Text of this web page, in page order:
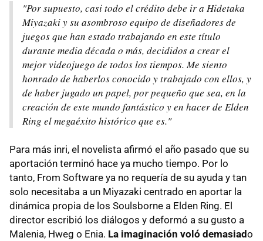
"Por supuesto, casi todo el crédito debe ir a Hidetaka
Miyazaki y su asombroso equipo de diseñadores de
juegos que han estado trabajando en este título
durante media década o más, decididos a crear el
mejor videojuego de todos los tiempos. Me siento
honrado de haberlos conocido y trabajado con ellos, y
de haber jugado un papel, por pequeño que sea, en la
creación de este mundo fantástico y en hacer de Elden
Ring el megaéxito histórico que es."
Para más inri, el novelista afirmó el año pasado que su
aportación terminó hace ya mucho tiempo. Por lo
tanto, From Software ya no requería de su ayuda y tan
solo necesitaba a un Miyazaki centrado en aportar la
dinámica propia de los Soulsborne a Elden Ring. El
director escribió los diálogos y deformó a su gusto a
Malenia, Hweg o Enia. La imaginación voló demasiado